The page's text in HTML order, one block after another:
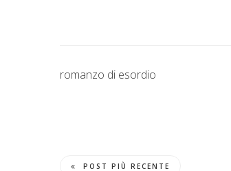
romanzo di esordio
POST PIÙ RECENTE